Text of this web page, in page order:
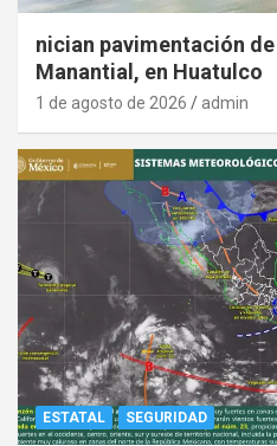
nician pavimentación
Manantial, en Huatulco
1 de agosto de 2026 admin
ESTATAL SEGURIDAD